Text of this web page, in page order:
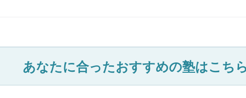
あなたに合ったおすすめの塾はこち